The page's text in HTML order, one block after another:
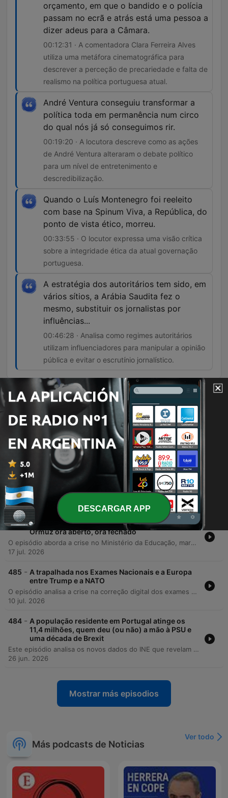
orçamento, em que o bandido e o polícia
passam no ecrã e atrás está uma pessoa a
dizer adeus para a Câmara.
00:12:31 · A comentadora Clara Ferreira Alves
utiliza uma metáfora cinematográfica para
descrever a perceção de precariedade e falta de
realismo na política portuguesa atual.
André Ventura conseguiu transformar a
política toda em permanência num circo
do qual nós já só conseguimos rir.
00:19:20 · A locutora descreve como as ações
de André Ventura alteraram o debate político
para um nível de entretenimento e
descredibilização.
Quando o Luís Montenegro foi reeleito
com base na Spinum Viva, a República, do
ponto de vista ético, morreu.
00:33:55 · O locutor expressa uma visão crítica
sobre a integridade ética da atual governação
portuguesa.
A estratégia dos autoritários tem sido, em
vários sítios, a Arábia Saudita fez o
mesmo, substituir os jornalistas por
influências...
00:46:28 · Analisa como regimes autoritários
utilizam influenciadores para manipular a opinião
pública e evitar o escrutínio jornalístico.
Episodios
488 -
Watergate à portuguesa ou encenação 'à la'
Chega?
O episódio debate o alegado assalto ao gabinete de André Ventura no Parlamento, analisando se o incidente é um crime real ou uma encenação política e as implicações para a confiança nas instituições. A discussão aborda a degradação do discurso político em Portugal e a normalização de irregularidades. Os interlocutores criticam a ética de Luís Montenegro e as polémicas envolvendo a gestão de resíduos perigosos pela Polícia Judiciária. O debate estende-se ainda ao uso de influenciadores como estratégia de propaganda, à crise de mão de obra em setores económicos portugueses e às consequências da informalidade no poder.
487 - Um ministro da Administração Interna debaixo
de fogo, não fosse esta a época dos incêndios
O episódio aborda as graves irregularidades envolvendo o Ministro da Administração Interna, Luís Neves, focando na quebra de custódia de materiais perigosos e nos riscos da informalidade nas instituições de justiça. O debate estende-se à gestão do Ministro da Educação, Fernando Alexandre, criticando a sua atuação perante erros em exames nacionais e a crise no ensino superior. A discussão analisa como estas condutas comprometem a confiança no Estado e conclui com uma homenagem emocional ao falecimento do músico Luís Represas, refletindo sobre o seu impacto cultural e pessoal.
24 jul. 2026
486 - Dois ministros sob pressão e um Estreito de
Ormuz ora aberto, ora fechado
O episódio aborda a crise no Ministério da Educação, marcada pelo atraso na publicação de notas e falhas na digitalização, levantando debates sobre o modelo de 'reformismo destrutivo' do governo. A discussão estende-se às repercussões políticas na Administração Interna, focando na perda de confiança institucional devido a erros de gestão e polémicas envolvendo processos de avaliação e integridade pública. Adicionalmente, o debate explora graves alegações de corrupção que envolvem o Ministro da Administração Interna e ligações entre empresas construtoras e a Polícia Judiciária. O programa encerra com uma análise geopolítica sobre a escalada de tensão no Estreito de Ormuz e o impacto da imprevisibilidade de Donald Trump nos conflitos globais.
17 jul. 2026
485 - A trapalhada nos Exames Nacionais e a Europa
entre Trump e a NATO
O episódio analisa a crise na correção digital dos exames nacionais em Portugal e a gestão do Ministro da Educação, Fernando Alexandre, criticando a falta de confiança no sistema estatal e as consequências políticas para o governo. O debate estende-se à gestão de processos de transição no país e às implicações geopolíticas da dependência militar e tecnológica da Europa em relação aos Estados Unidos. Adicionalmente, discute-se a incerteza da defesa europeia perante a imprevisibilidade de Donald Trump, o impacto das eleições em França e as políticas de habitação em Portugal. O programa encerra com uma reflexão sobre o impacto cultural global de Cristiano Ronaldo, ilustrada por uma experiência pessoal de tensão num checkpoint no Iraque.
10 jul. 2026
484 - A população residente em Portugal atinge os
11,4 milhões, quem deu (ou não) a mão à PSU e
uma década de Brexit
Este episódio analisa os novos dados do INE que revelam um aumento da população residente em Portugal para 11,4 milhões de pessoas, discutindo as implicações socioeconómicas deste crescimento, a pressão nos serviços públicos e os desafios da integração de imigrantes. O debate aborda o impacto da imigração na economia portuguesa, criticando um modelo económico extrativista que atrai mão de obra desqualificada e afasta os qualificados, mas defendendo a sua essencialidade para a sustentabilidade da segurança social. Adicionalmente, o programa explora o panorama político nacional, focando nas negociações do PSU e na postura do Governo de Luís Montenegro perante o PS e o Chega, analisando a instabilidade política e as consequências de estratégias de governação, além de refletir sobre o impacto do Brexit para o Reino Unido.
26 jun. 2026
Mostrar más episodios
Más podcasts de Noticias
Ver todo
DESCARGAR APP